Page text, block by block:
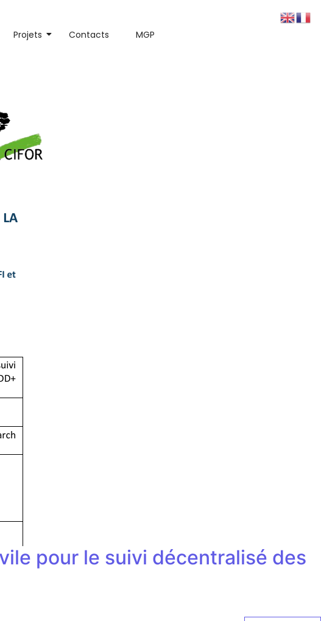
Projets Contacts MGP
pour le suivi décentralisé des